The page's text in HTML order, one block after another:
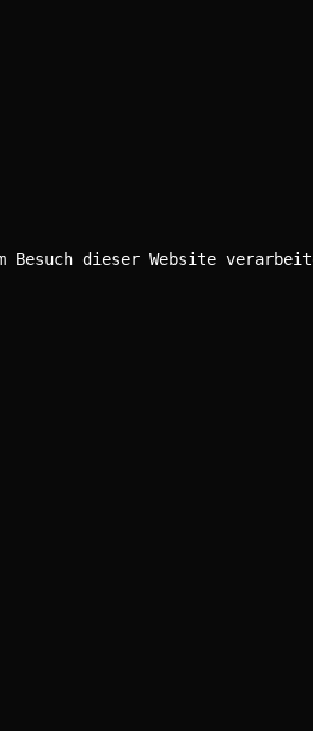
Besuch dieser Website